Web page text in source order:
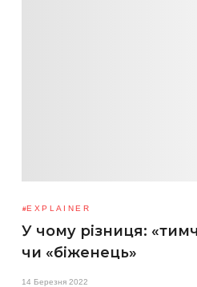
EXPLAINER
У чому різниця:
чи «біженець»
14 Березня 2022